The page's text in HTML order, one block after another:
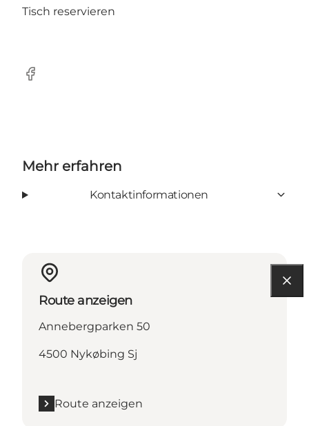
Tisch reservieren
Facebook
Mehr erfahren
Kontaktinformationen
Route anzeigen
Annebergparken 50
4500 Nykøbing Sj
Route anzeigen